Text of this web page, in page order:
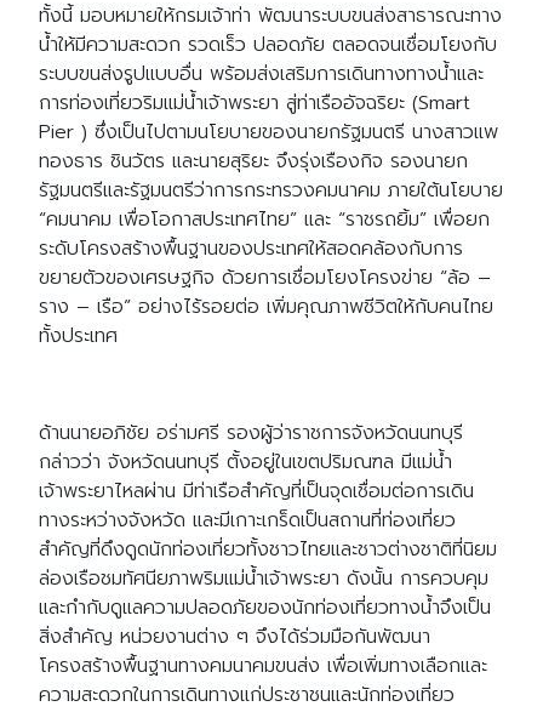
Search
for: Search
ทั้งนี้ มอบหมายให้กรมเจ้าท่า พัฒนาระบบขนส่งสาธารณะทาง
น้ำให้มีความสะดวก รวดเร็ว ปลอดภัย ตลอดจนเชื่อมโยงกับ
ระบบขนส่งรูปแบบอื่น พร้อมส่งเสริมการเดินทางทางน้ำและ
การท่องเที่ยวริมแม่น้ำเจ้าพระยา สู่ท่าเรืออัจฉริยะ (Smart
Pier ) ซึ่งเป็นไปตามนโยบายของนายกรัฐมนตรี นางสาวแพ
ทองธาร ชินวัตร และนายสุริยะ จึงรุ่งเรืองกิจ รองนายก
รัฐมนตรีและรัฐมนตรีว่าการกระทรวงคมนาคม ภายใต้นโยบาย
“คมนาคม เพื่อโอกาสประเทศไทย” และ “ราชรถยิ้ม” เพื่อยก
ระดับโครงสร้างพื้นฐานของประเทศให้สอดคล้องกับการ
ขยายตัวของเศรษฐกิจ ด้วยการเชื่อมโยงโครงข่าย “ล้อ –
ราง – เรือ” อย่างไร้รอยต่อ เพิ่มคุณภาพชีวิตให้กับคนไทย
ทั้งประเทศ
ด้านนายอภิชัย อร่ามศรี รองผู้ว่าราชการจังหวัดนนทบุรี
กล่าวว่า จังหวัดนนทบุรี ตั้งอยู่ในเขตปริมณฑล มีแม่น้ำ
เจ้าพระยาไหลผ่าน มีท่าเรือสำคัญที่เป็นจุดเชื่อมต่อการเดิน
ทางระหว่างจังหวัด และมีเกาะเกร็ดเป็นสถานที่ท่องเที่ยว
สำคัญที่ดึงดูดนักท่องเที่ยวทั้งชาวไทยและชาวต่างชาติที่นิยม
ล่องเรือชมทัศนียภาพริมแม่น้ำเจ้าพระยา ดังนั้น การควบคุม
และกำกับดูแลความปลอดภัยของนักท่องเที่ยวทางน้ำจึงเป็น
สิ่งสำคัญ หน่วยงานต่าง ๆ จึงได้ร่วมมือกันพัฒนา
โครงสร้างพื้นฐานทางคมนาคมขนส่ง เพื่อเพิ่มทางเลือกและ
ความสะดวกในการเดินทางแก่ประชาชนและนักท่องเที่ยว